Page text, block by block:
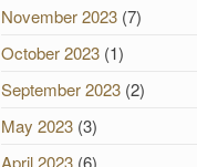
November 2023(7)
October 2023(1)
September 2023(2)
May 2023(3)
April 2023(6)